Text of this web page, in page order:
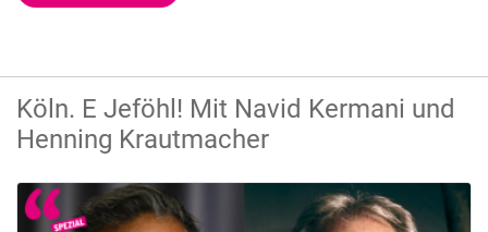
Köln. E Jeföhl! Mit Navid Kermani und
Henning Krautmacher